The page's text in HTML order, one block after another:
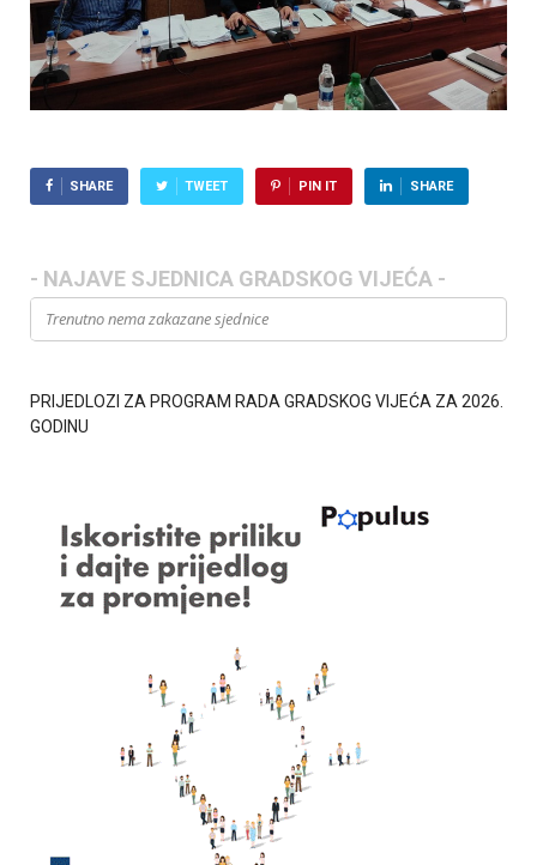
SHARE TWEET PIN IT SHARE
- NAJAVE SJEDNICA GRADSKOG VIJEĆA -
Trenutno nema zakazane sjednice
PRIJEDLOZI ZA PROGRAM RADA GRADSKOG VIJEĆA ZA 2026.
GODINU